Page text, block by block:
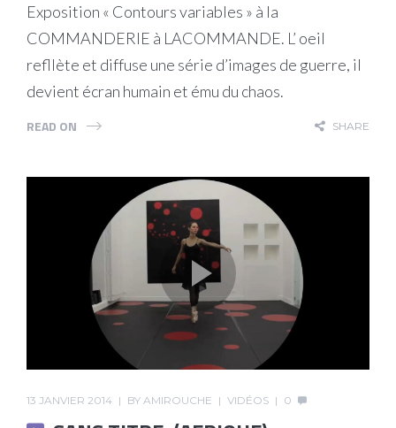
Exposition « Contours variables » à la
COMMANDERIE à LACOMMANDE. L’ oeil
refllète et diffuse une série d’images de guerre, il
devient écran humain et ému du chaos.
READ ON SHARE
13 JANVIER 2014 BY AMIROUCHE VIDÉOS 0